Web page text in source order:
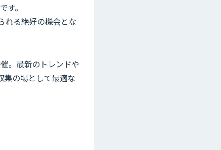
す。
れる絶好の機会とな
。最新のトレンドや
集の場として最適な